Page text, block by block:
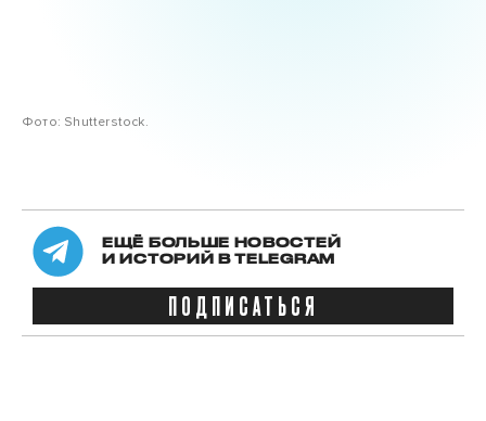
Фото: Shutterstock.
ЕЩЁ БОЛЬШЕ НОВОСТЕЙ
И ИСТОРИЙ В TELEGRAM
ПОДПИСАТЬСЯ